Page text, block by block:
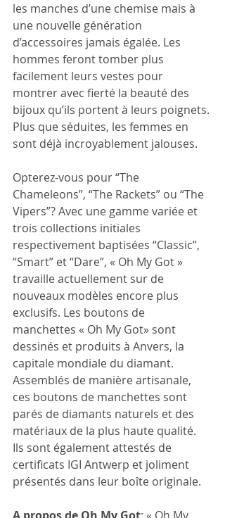
les manches d’une chemise mais à
une nouvelle génération
d’accessoires jamais égalée. Les
hommes feront tomber plus
facilement leurs vestes pour
montrer avec fierté la beauté des
bijoux qu’ils portent à leurs poignets.
Plus que séduites, les femmes en
sont déjà incroyablement jalouses.
Opterez-vous pour “The
Chameleons”, “The Rackets” ou “The
Vipers”? Avec une gamme variée et
trois collections initiales
respectivement baptisées “Classic”,
“Smart” et “Dare”, « Oh My Got »
travaille actuellement sur de
nouveaux modèles encore plus
exclusifs. Les boutons de
manchettes « Oh My Got» sont
dessinés et produits à Anvers, la
capitale mondiale du diamant.
Assemblés de manière artisanale,
ces boutons de manchettes sont
parés de diamants naturels et des
matériaux de la plus haute qualité.
Ils sont également attestés de
certificats IGI Antwerp et joliment
présentés dans leur boîte originale.